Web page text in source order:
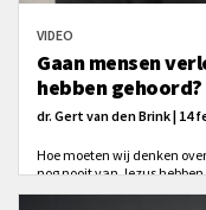
VIDEO
Gaan mensen
hebben gehoord?
dr. Gert van den Brink | 14
Hoe moeten wij denken
nog nooit van Jezus